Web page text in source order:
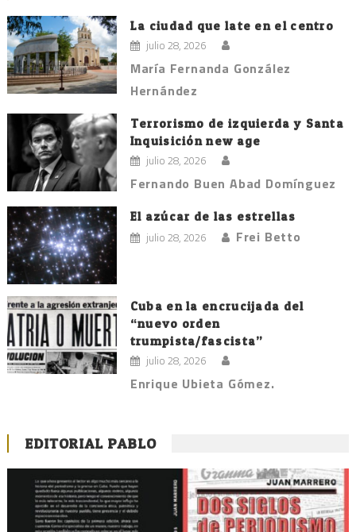
La ciudad que late en el centro
julio 28, 2026
María Fernanda González
Hernández
Terrorismo de izquierda y Santa
Inquisición new age
julio 28, 2026
Fernando Buen Abad Domínguez
El azúcar de las estrellas
julio 28, 2026 Frei Betto
Cuba en la encrucijada del
“nuevo orden
trumpista/fascista”
julio 28, 2026
Enrique Ubieta Gómez.
EDITORIAL PABLO